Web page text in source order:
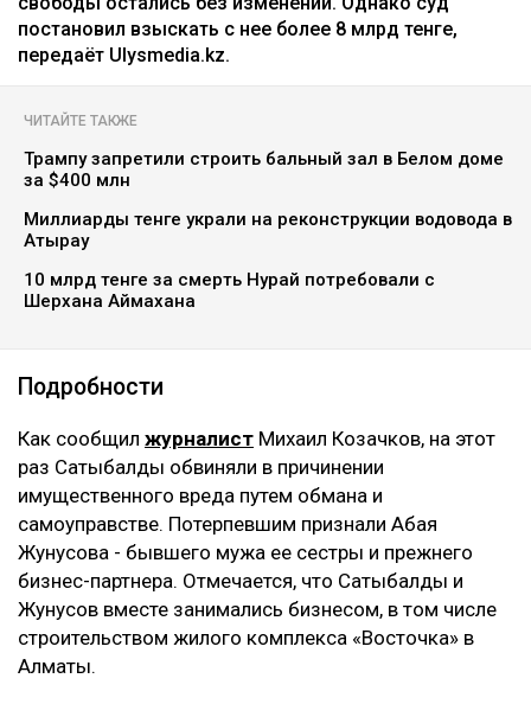
постановил взыскать с нее более 8 млрд тенге,
передаёт Ulysmedia.kz.
ЧИТАЙТЕ ТАКЖЕ
Трампу запретили строить бальный зал в Белом доме
за $400 млн
Миллиарды тенге украли на реконструкции водовода в
Атырау
10 млрд тенге за смерть Нурай потребовали с
Шерхана Аймахана
Подробности
Как сообщил журналист Михаил Козачков, на этот
раз Сатыбалды обвиняли в причинении
имущественного вреда путем обмана и
самоуправстве. Потерпевшим признали Абая
Жунусова - бывшего мужа ее сестры и прежнего
бизнес-партнера. Отмечается, что Сатыбалды и
Жунусов вместе занимались бизнесом, в том числе
строительством жилого комплекса «Восточка» в
Алматы.